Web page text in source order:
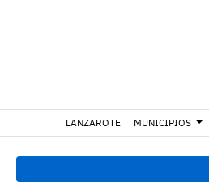
LANZAROTE MUNICIPIOS